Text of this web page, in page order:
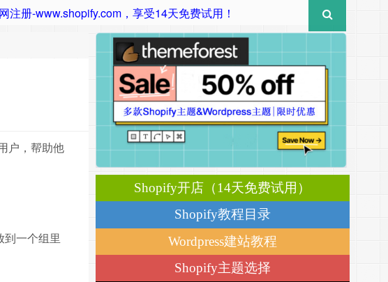
册-www.shopify.com，享受14天免费试用！
户，帮助他
到一个组里
Shopify开店（14天免费试用）
Shopify教程目录
Wordpress建站教程
Shopify主题选择